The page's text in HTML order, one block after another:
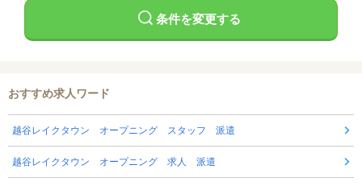
条件を変更する
おすすめ求人ワード
越谷レイクタウン オープニング スタッフ 派遣
越谷レイクタウン オープニング 求人 派遣